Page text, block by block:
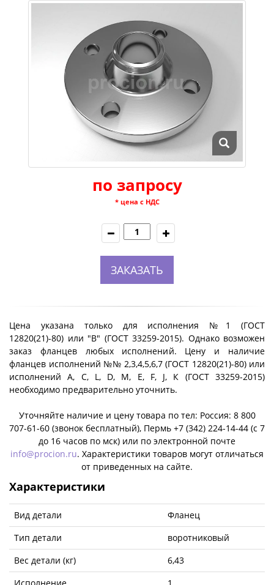
по запросу
* цена с НДС
ЗАКАЗАТЬ
Цена указана только для исполнения №1 (ГОСТ
12820(21)-80) или "B" (ГОСТ 33259-2015). Однако возможен
заказ фланцев любых исполнений. Цену и наличие
фланцев исполнений №№ 2,3,4,5,6,7 (ГОСТ 12820(21)-80) или
исполнений A, C, L, D, M, E, F, J, К (ГОСТ 33259-2015)
необходимо предварительно уточнить.
Уточняйте наличие и цену товара по тел: Россия: 8 800
707-61-60 (звонок бесплатный), Пермь +7 (342) 224-14-44 (c 7
до 16 часов по мск) или по электронной почте
info@procion.ru. Характеристики товаров могут отличаться
от приведенных на сайте.
Характеристики
Вид детали
Фланец
Тип детали
воротниковый
Вес детали (кг)
6,43